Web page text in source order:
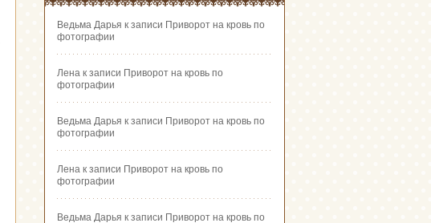
Ведьма Дарья к записи Приворот на кровь по
фотографии
Лена к записи Приворот на кровь по
фотографии
Ведьма Дарья к записи Приворот на кровь по
фотографии
Лена к записи Приворот на кровь по
фотографии
Ведьма Дарья к записи Приворот на кровь по